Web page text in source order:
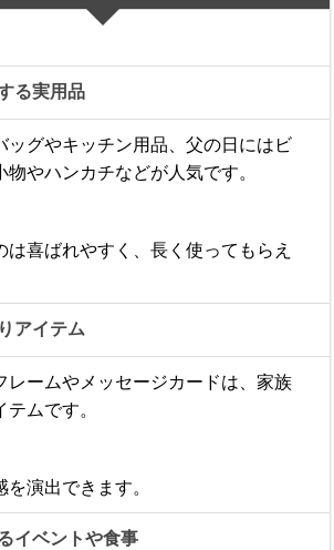
る実用品
ッグやキッチン用品、父の日にはビ
物やハンカチなどが人気です。
は喜ばれやすく、長く使ってもらえ
アイテム
レームやメッセージカードは、家族
ムです。
演出できます。
イベントや食事